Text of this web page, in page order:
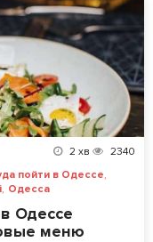
2 хв
2340
пойти в Одессе,
, Одесса
Одессе
меню